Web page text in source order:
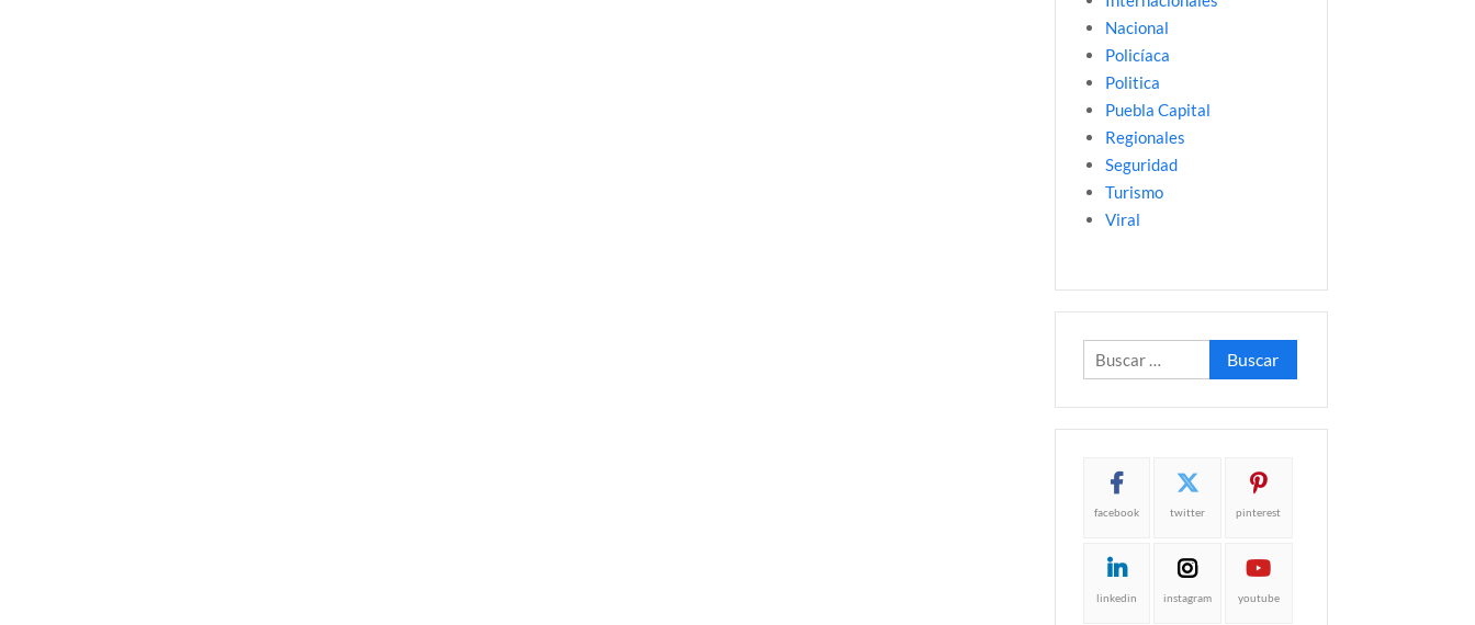
Nacional
Policíaca
Politica
Puebla Capital
Regionales
Seguridad
Turismo
Viral
Buscar:
facebook twitter pinterest
linkedin instagram youtube